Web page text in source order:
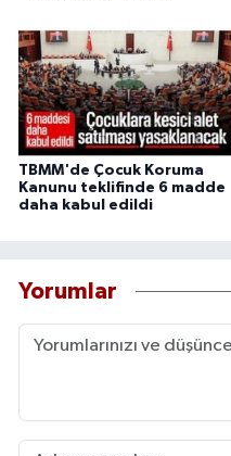
TBMM'de Çocuk Koruma
Kanunu teklifinde 6 madde
daha kabul edildi
Yorumlar